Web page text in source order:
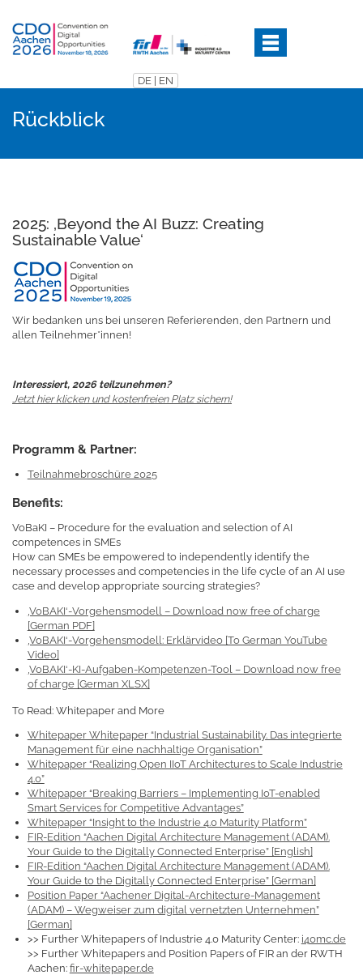
zum
Inhalt
DE EN
Rückblick
2025: ‚Beyond the AI Buzz: Creating
Sustainable Value‘
Wir bedanken uns bei unseren Referierenden, den Partnern und
allen Teilnehmer*innen!
Interessiert, 2026 teilzunehmen?
Jetzt hier klicken und kostenfreien Platz sichern!
Programm & Partner:
Teilnahmebroschüre 2025
Benefits:
VoBaKI – Procedure for the evaluation and selection of AI
competences in SMEs
How can SMEs be empowered to independently identify the
necessary processes and competencies in the life cycle of an AI use
case and develop appropriate sourcing strategies?
‚VoBAKI‘-Vorgehensmodell – Download now free of charge
[German PDF]
‚VoBAKI‘-Vorgehensmodell: Erklärvideo [To German YouTube
Video]
‚VoBAKI‘-KI-Aufgaben-Kompetenzen-Tool – Download now free
of charge [German XLSX]
To Read: Whitepaper and More
Whitepaper Whitepaper “Industrial Sustainability. Das integrierte
Management für eine nachhaltige Organisation”
Whitepaper “Realizing Open IIoT Architectures to Scale Industrie
4.0”
Whitepaper “Breaking Barriers – Implementing IoT-enabled
Smart Services for Competitive Advantages”
Whitepaper “Insight to the Industrie 4.0 Maturity Platform”
FIR-Edition “Aachen Digital Architecture Management (ADAM).
Your Guide to the Digitally Connected Enterprise” [English]
FIR-Edition “Aachen Digital Architecture Management (ADAM).
Your Guide to the Digitally Connected Enterprise” [German]
Position Paper “Aachener Digital-Architecture-Management
(ADAM) – Wegweiser zum digital vernetzten Unternehmen”
[German]
>> Further Whitepapers of Industrie 4.0 Maturity Center: i40mc.de
>> Further Whitepapers and Position Papers of FIR an der RWTH
Aachen: fir-whitepaper.de